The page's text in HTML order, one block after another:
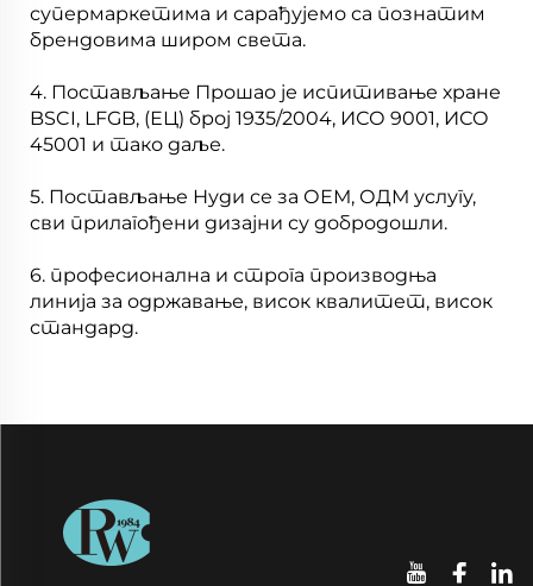
супермаркетима и сарађујемо са познатим
брендовима широм света.
4. Постављање Прошао је испитивање хране
BSCI, LFGB, (ЕЦ) број 1935/2004, ИСО 9001, ИСО
45001 и тако даље.
5. Постављање Нуди се за ОЕМ, ОДМ услугу,
сви прилагођени дизајни су добродошли.
6. професионална и строга производња
линија за одржавање, висок квалитет, висок
стандард.